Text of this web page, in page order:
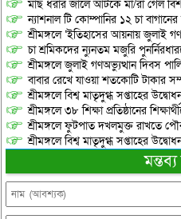
মাছ ধরার জালে আটকে মা/রা গেল
ন্যাশনাল টি কোম্পানির ১২ চা
শ্রীমঙ্গলে ‘ইতিহাসের আয়নায় জুলাই
চা শ্রমিকদের ন্যুনতম মজুরি
শ্রীমঙ্গলে জুলাই গণঅভ্যুত্থান দিবস
বাবার রেখে যাওয়া শতকোটি টাকার
শ্রীমঙ্গলে বিশ্ব মাতৃদুগ্ধ সপ্তাহের
শ্রীমঙ্গলে ৩৮ শিক্ষা প্রতিষ্ঠানের
শ্রীমঙ্গলে ফুটপাত দখলমুক্ত রাখতে
শ্রীমঙ্গলে বিশ্ব মাতৃদুগ্ধ সপ্তাহের